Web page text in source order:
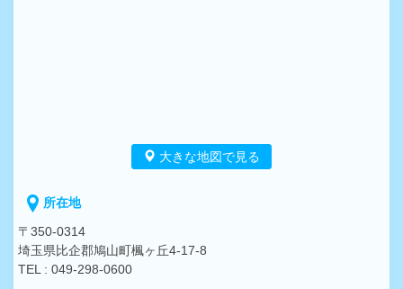
大きな地図で見る
所在地
〒350-0314
埼玉県比企郡鳩山町楓ヶ丘4-17-8
TEL : 049-298-0600